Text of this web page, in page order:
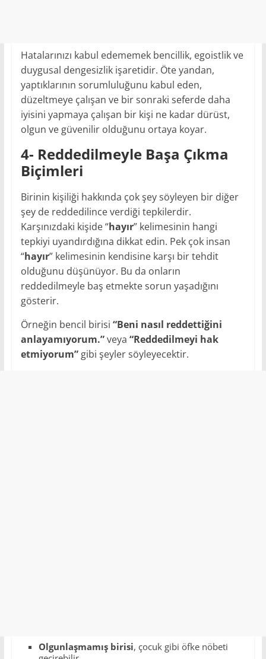
Hatalarınızı kabul edememek bencillik, egoistlik ve
duygusal dengesizlik işaretidir. Öte yandan,
yaptıklarının sorumluluğunu kabul eden,
düzeltmeye çalışan ve bir sonraki seferde daha
iyisini yapmaya çalışan bir kişi ne kadar dürüst,
olgun ve güvenilir olduğunu ortaya koyar.
4- Reddedilmeyle Başa Çıkma
Biçimleri
Birinin kişiliği hakkında çok şey söyleyen bir diğer
şey de reddedilince verdiği tepkilerdir.
Karşınızdaki kişide “hayır” kelimesinin hangi
tepkiyi uyandırdığına dikkat edin. Pek çok insan
“hayır” kelimesinin kendisine karşı bir tehdit
olduğunu düşünüyor. Bu da onların
reddedilmeyle baş etmekte sorun yaşadığını
gösterir.
Örneğin bencil birisi “Beni nasıl reddettiğini
anlayamıyorum.”veya “Reddedilmeyi hak
etmiyorum”gibi şeyler söyleyecektir.
Olgunlaşmamış birisi, çocuk gibi öfke nöbeti